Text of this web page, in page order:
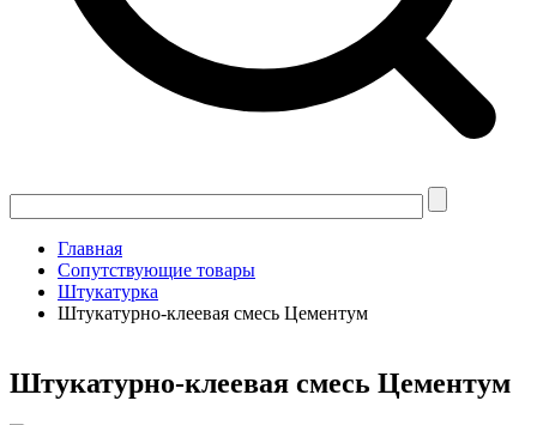
Главная
Сопутствующие товары
Штукатурка
Штукатурно-клеевая смесь Цементум
Штукатурно-клеевая смесь Цементум